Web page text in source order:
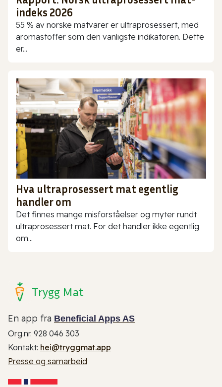
indeks 2026
55 % av norske matvarer er ultraprosessert, med
aromastoffer som den vanligste indikatoren. Dette
er...
Hva ultraprosessert mat egentlig
handler om
Det finnes mange misforståelser og myter rundt
ultraprosessert mat. For det handler ikke egentlig
om...
Trygg Mat
En app fra Beneficial Apps AS
Org.nr. 928 046 303
Kontakt: hei@tryggmat.app
Presse og samarbeid